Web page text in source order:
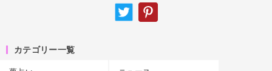
カテゴリー一覧